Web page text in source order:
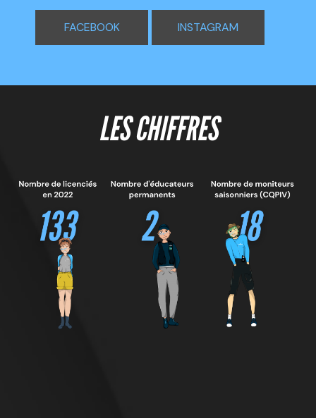
FACEBOOK INSTAGRAM
LES CHIFFRES